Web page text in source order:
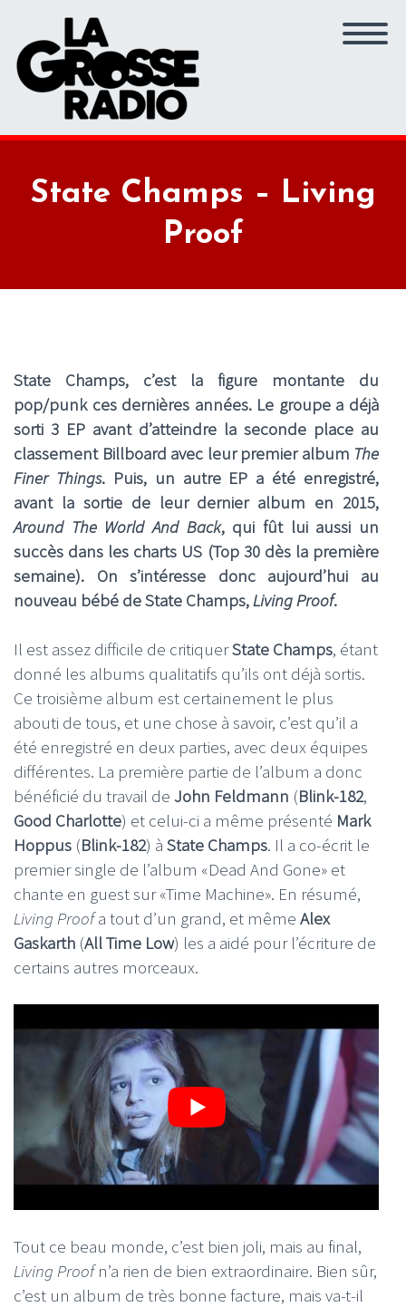
State Champs – Living
Proof
State Champs, c’est la figure montante du
pop/punk ces dernières années. Le groupe a déjà
sorti 3 EP avant d’atteindre la seconde place au
classement Billboard avec leur premier album The
Finer Things. Puis, un autre EP a été enregistré,
avant la sortie de leur dernier album en 2015,
Around The World And Back, qui fût lui aussi un
succès dans les charts US (Top 30 dès la première
semaine). On s’intéresse donc aujourd’hui au
nouveau bébé deState Champs,Living Proof.
Il est assez difficile de critiquerState Champs, étant
donné les albums qualitatifs qu’ils ont déjà sortis.
Ce troisième album est certainement le plus
abouti de tous, et une chose à savoir, c’est qu’il a
été enregistré en deux parties, avec deux équipes
différentes. La première partie de l’album a donc
bénéficié du travail de John Feldmann (Blink-182,
Good Charlotte) et celui-ci a même présenté Mark
Hoppus (Blink-182) à State Champs. Il a co-écrit le
premier single de l’album «Dead And Gone» et
chante en guest sur «Time Machine». En résumé,
Living Proofa tout d’un grand, et même Alex
Gaskarth (All Time Low) les a aidé pour l’écriture de
certains autres morceaux.
Tout ce beau monde, c’est bien joli, mais au final,
Living Proofn’a rien de bien extraordinaire. Bien sûr,
c’est un album de très bonne facture, mais va-t-il